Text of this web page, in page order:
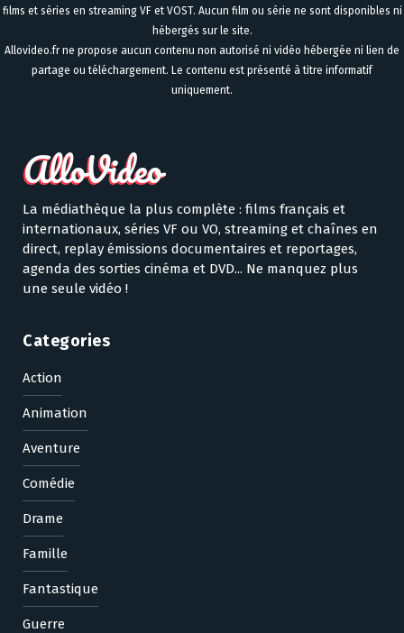
films et séries en streaming VF et VOST. Aucun film ou série ne sont disponibles ni
hébergés sur le site.
Allovideo.fr ne propose aucun contenu non autorisé ni vidéo hébergée ni lien de
partage ou téléchargement. Le contenu est présenté à titre informatif
uniquement.
La médiathèque la plus complète : films français et
internationaux, séries VF ou VO, streaming et chaînes en
direct, replay émissions documentaires et reportages,
agenda des sorties cinéma et DVD... Ne manquez plus
une seule vidéo !
Categories
Action
Animation
Aventure
Comédie
Drame
Famille
Fantastique
Guerre